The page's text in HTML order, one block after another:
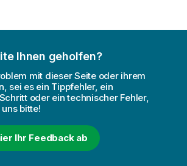
Ihnen geholfen?
mit dieser Seite oder ihrem
sei es ein Tippfehler, ein
oder ein technischer Fehler,
bitte!
Ihr Feedback ab